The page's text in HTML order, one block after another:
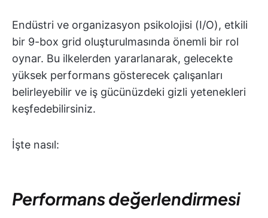
Endüstri ve organizasyon psikolojisi (I/O), etkili
bir 9-box grid oluşturulmasında önemli bir rol
oynar. Bu ilkelerden yararlanarak, gelecekte
yüksek performans gösterecek çalışanları
belirleyebilir ve iş gücünüzdeki gizli yetenekleri
keşfedebilirsiniz.
İşte nasıl:
Performans değerlendirmesi